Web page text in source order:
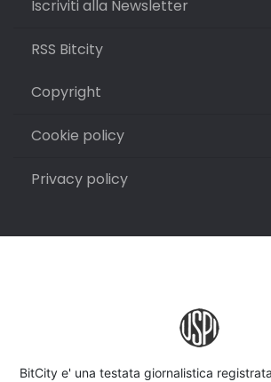
Iscriviti alla Newsletter
RSS Bitcity
Copyright
Cookie policy
Privacy policy
BitCity e' una testata giornalistica